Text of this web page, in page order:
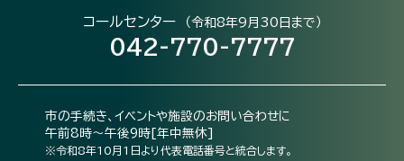
コールセンター （令和8年9月30日まで）
042-770-7777
市の手続き、イベントや施設のお問い合わせに
午前8時～午後9時[年中無休]
※令和8年10月1日より代表電話番号と統合します。